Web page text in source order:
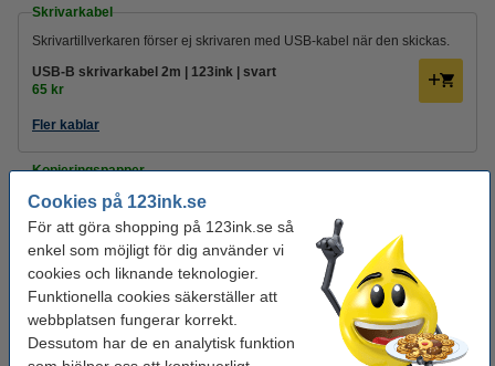
Cookies på 123ink.se
För att göra shopping på 123ink.se så
enkel som möjligt för dig använder vi
cookies och liknande teknologier.
Funktionella cookies säkerställer att
webbplatsen fungerar korrekt.
Dessutom har de en analytisk funktion
Skrivarkabel
Skrivartillverkaren förser ej skrivaren med USB-kabel när den skickas.
USB-B skrivarkabel 2m | 123ink | svart
65 kr
Fler kablar
Kopieringspapper
Kopieringspapper A4 80g | Zoom | 2,500 ark [13kg]
375 kr
Kopieringspapper A4 80g HÅLAT | Zoom | 2,500 ark [13kg]
395 kr
Extra information
Specifikationer
Tillbehör
Tonerkassetter